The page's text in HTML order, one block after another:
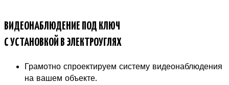
ВИДЕОНАБЛЮДЕНИЕ ПОД КЛЮЧ
С УСТАНОВКОЙ В ЭЛЕКТРОУГЛЯХ
Грамотно спроектируем систему видеонаблюдения
на вашем объекте.